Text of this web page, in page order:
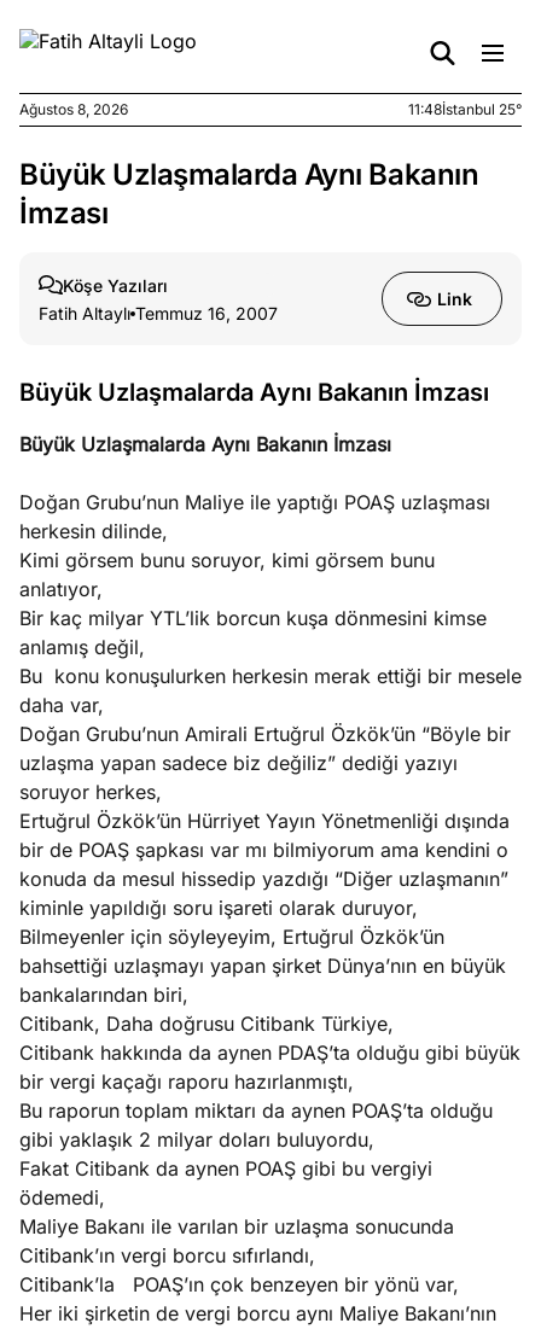
Ağustos
5, 2026
4, 2026
umutlu
ister
Ağustos
3, 2026
yerde
şeye ne
Yazıları
Yazıları
Yazıları
Ağustos 8, 2026 11:48İstanbul 25°
Büyük Uzlaşmalarda Aynı Bakanın
İmzası
Köşe Yazıları
Fatih Altaylı Temmuz 16, 2007
Link
Büyük Uzlaşmalarda Aynı Bakanın İmzası
Büyük Uzlaşmalarda Aynı Bakanın İmzası
Doğan Grubu’nun Maliye ile yaptığı POAŞ uzlaşması
herkesin dilinde,
Kimi görsem bunu soruyor, kimi görsem bunu
anlatıyor,
Bir kaç milyar YTL’lik borcun kuşa dönmesini kimse
anlamış değil,
Bu konu konuşulurken herkesin merak ettiği bir mesele
daha var,
Doğan Grubu’nun Amirali Ertuğrul Özkök’ün “Böyle bir
uzlaşma yapan sadece biz değiliz” dediği yazıyı
soruyor herkes,
Ertuğrul Özkök’ün Hürriyet Yayın Yönetmenliği dışında
bir de POAŞ şapkası var mı bilmiyorum ama kendini o
konuda da mesul hissedip yazdığı “Diğer uzlaşmanın”
kiminle yapıldığı soru işareti olarak duruyor,
Bilmeyenler için söyleyeyim, Ertuğrul Özkök’ün
bahsettiği uzlaşmayı yapan şirket Dünya’nın en büyük
bankalarından biri,
Citibank, Daha doğrusu Citibank Türkiye,
Citibank hakkında da aynen PDAŞ’ta olduğu gibi büyük
bir vergi kaçağı raporu hazırlanmıştı,
Bu raporun toplam miktarı da aynen POAŞ’ta olduğu
gibi yaklaşık 2 milyar doları buluyordu,
Fakat Citibank da aynen POAŞ gibi bu vergiyi
ödemedi,
Maliye Bakanı ile varılan bir uzlaşma sonucunda
Citibank’ın vergi borcu sıfırlandı,
Citibank’la POAŞ’ın çok benzeyen bir yönü var,
Her iki şirketin de vergi borcu aynı Maliye Bakanı’nın